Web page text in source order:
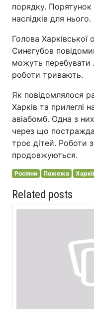
порядку.
наслідків для нього.
Голова Харківської
Синєгубов
можуть перебувати
роботи тривають.
Як повідомлялося
Харків та прилеглі
авіабомб. Одна з
через що
троє дітей. Роботи з
продовжуються.
Росіяни Пожежа
Related posts